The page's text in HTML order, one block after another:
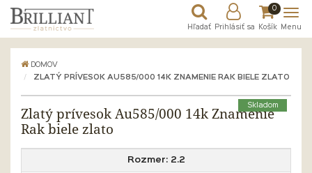
Hľadať Prihlásiť sa
0
Košík Menu
DOMOV
ZLATÝ PRÍVESOK AU585/000 14K ZNAMENIE RAK BIELE ZLATO
Skladom
Zlatý prívesok Au585/000 14k Znamenie
Rak biele zlato
Rozmer: 2.2